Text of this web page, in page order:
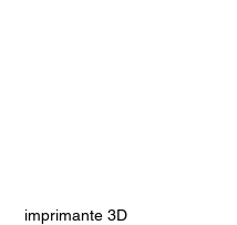
imprimante 3D